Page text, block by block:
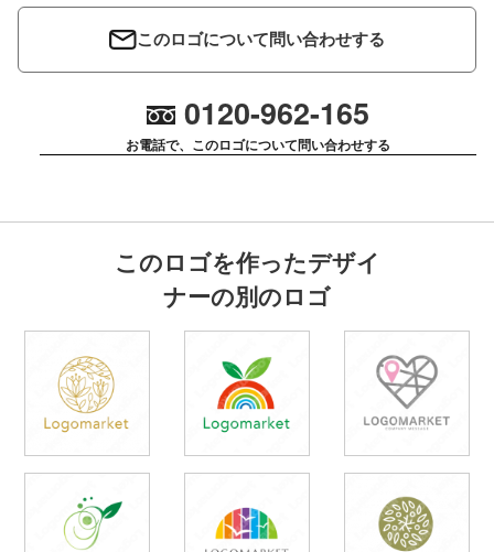
このロゴについて問い合わせする
0120-962-165
お電話で、このロゴについて問い合わせする
このロゴを作ったデザイ
ナーの別のロゴ